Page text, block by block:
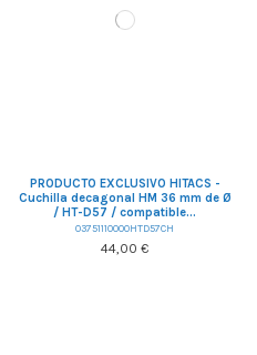
PRODUCTO EXCLUSIVO HITACS -
Cuchilla decagonal HM 36 mm de Ø
/ HT-D57 / compatible...
03751110000HTD57CH
44,00 €